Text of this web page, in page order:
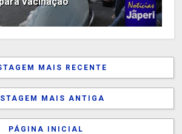
MAIS RECENTE
MAIS ANTIGA
PÁGINA INICIAL